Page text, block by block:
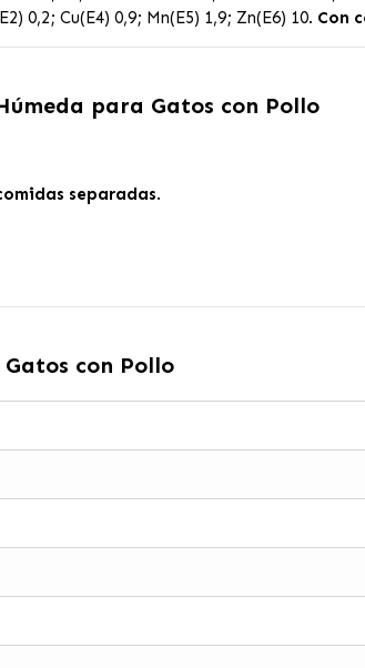
0,2; Cu(E4) 0,9; Mn(E5) 1,9; Zn(E6) 10. Con
para Gatos con Pollo
separadas.
con Pollo